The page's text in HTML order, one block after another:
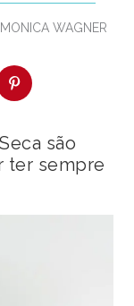
MONICA WAGNER
são
ter sempre